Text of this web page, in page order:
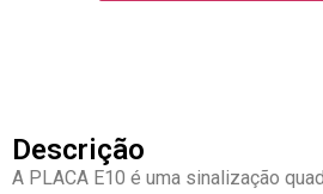
Descrição
A PLACA E10 é uma sinalização